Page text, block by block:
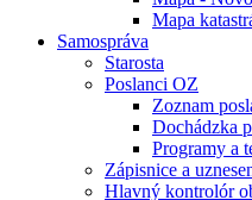
Mapa
Samospráva
Starosta
Poslanci OZ
Zoznam
Dochádzka
Programy a
Zápisnice a
Hlavný kontrolór